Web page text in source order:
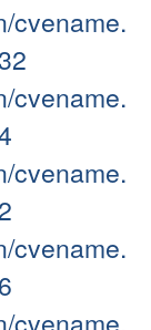
cvename.
cvename.
cvename.
cvename.